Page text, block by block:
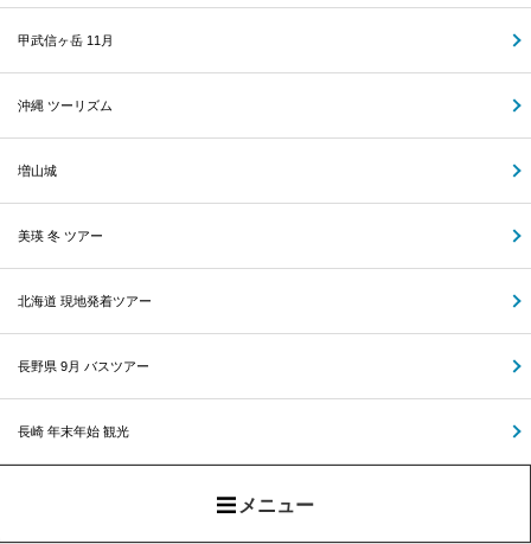
甲武信ヶ岳 11月
沖縄 ツーリズム
増山城
美瑛 冬 ツアー
北海道 現地発着ツアー
長野県 9月 バスツアー
長崎 年末年始 観光
メニュー